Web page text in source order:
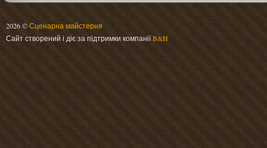
2026 ©Сценарна майстерня
Сайт створений і діє за підтримки компаніїB&H